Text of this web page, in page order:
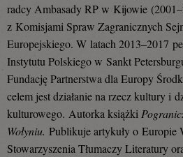
radcy Ambasady RP w Kijowie
z Komisjami Spraw Zagranicznych
Europejskiego. W latach 2013–2017
Instytutu Polskiego w Sankt
Fundację Partnerstwa dla Europy
celem jest działanie na rzecz kultury i
kulturowego. Autorka książki
Wołyniu. Publikuje artykuły o Europie
Stowarzyszenia Tłumaczy Literatury